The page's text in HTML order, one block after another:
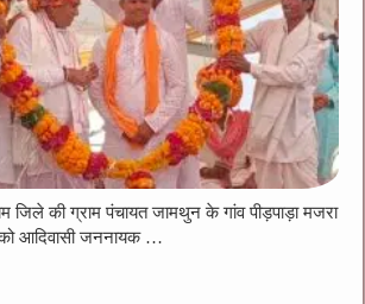
जिले की ग्राम पंचायत जामथुन के गांव पीड़पाड़ा मजरा
आदिवासी जननायक …